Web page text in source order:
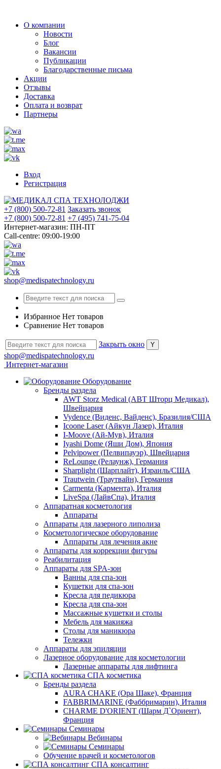
О компании
Новости
Блог
Вакансии
Публикации
Благодарственные письма
Акции
Отзывы
Доставка
Оплата и возврат
Партнеры
Вход
Регистрация
+7 (800) 500-72-81 Заказать звонок
+7 (800) 500-72-81 +7 (495) 741-75-04
Интернет-магазин: ПН-ПТ
Call-centre: 09:00-19:00
shop@medispatechnology.ru
Избранное Нет товаров
Сравнение Нет товаров
Закрыть окно
shop@medispatechnology.ru
Интернет-магазин
Оборудование
Бренды раздела
AWT Storz Medical (АВТ Шторц Медикал),
Швейцария
Vydence (Виденс, Вайденс), Бразилия/США
Icoone Laser (Айкун Лазер), Италия
I-Moove (Ай-Мув), Италия
Iyashi Dome (Яши Дом), Япония
Pelvipower (Пелвипауэр), Швейцария
ReLounge (Релаунж), Германия
Sharplight (Шарплайт), Израиль/США
Trautwein (Траутвайн), Германия
Carmenta (Кармента), Италия
LiveSpa (ЛайвСпа), Италия
Аппаратная косметология
Аппараты
Аппараты для лазерного липолиза
Косметологическое оборудование
Аппараты для лечения акне
Аппараты для коррекции фигуры
Реабилитация
Аппараты для SPA-зон
Ванны для спа-зон
Кушетки для спа-зон
Кресла для педикюра
Кресла для спа-зон
Массажные кушетки и столы
Мебель для макияжа
Столы для маникюра
Тележки
Аппараты для эпиляции
Лазерное оборудование для косметологии
Лазерные аппараты для лифтинга
СПА косметика
Бренды раздела
AURA CHAKE (Ора Шаке), Франция
FABBRIMARINE (Фаббримарин), Италия
CHARME D'ORIENT (Шарм Д`Ориент),
Франция
Семинары
Вебинары
Семинары
Обучение врачей и косметологов
СПА консалтинг